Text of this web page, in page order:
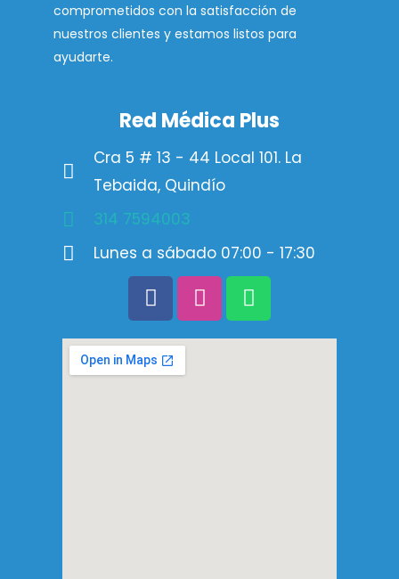
comprometidos con la satisfacción de
nuestros clientes y estamos listos para
ayudarte.
Red Médica Plus
Cra 5 # 13 - 44 Local 101. La
Tebaida, Quindío
314 7594003
Lunes a sábado 07:00 - 17:30